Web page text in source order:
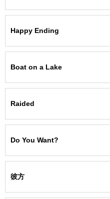
Happy Ending
Boat on a Lake
Raided
Do You Want?
彼方